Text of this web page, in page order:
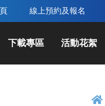
線上預約及報名
下載專區 活動花絮